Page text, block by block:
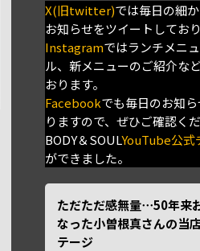
X(旧twitter)では毎日の細
お知らせをツイートしており
Instagramではランチメニ
ル、新メニューのご紹介な
おります。
Facebookでも毎日のお知
りますので、ぜひご確認くだ
BODY＆SOULYouTube公式
ができました。
ただただ感無量⋯50年来
なった小曽根真さんの当
テージ